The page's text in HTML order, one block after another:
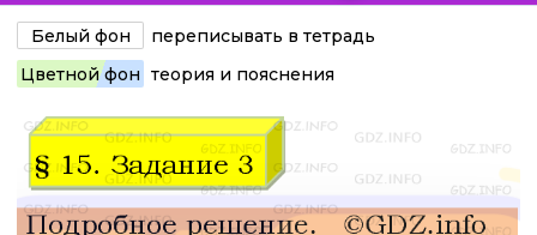
Белый фон
переписывать в тетрадь
Цветной фон теория и пояснения